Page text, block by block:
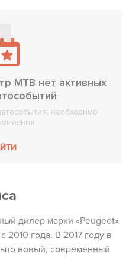
МТВ нет активных
необходимо
дилер марки «Peugeot»
2010 года. В 2017 году в
новый, современный